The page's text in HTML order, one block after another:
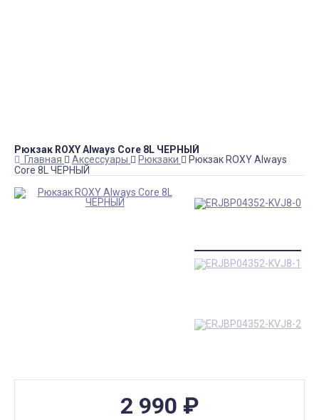
Рюкзак ROXY Always Core 8L ЧЕРНЫЙ
Главная
Аксессуары Рюкзаки
Рюкзак ROXY Always
Core 8L ЧЕРНЫЙ
2 990 ₽